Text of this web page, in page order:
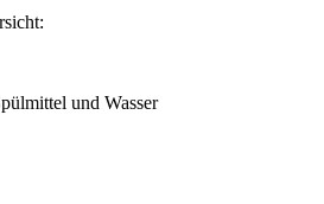
und Wasser